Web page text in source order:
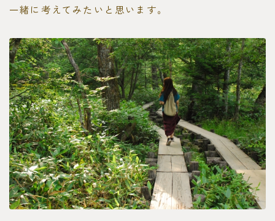
一緒に考えてみたいと思います。